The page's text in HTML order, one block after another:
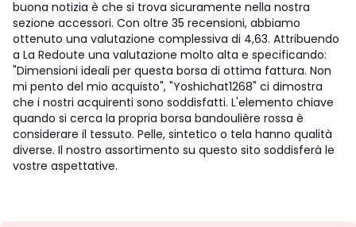
buona notizia è che si trova sicuramente nella nostra
sezione accessori. Con oltre 35 recensioni, abbiamo
ottenuto una valutazione complessiva di 4,63. Attribuendo
a La Redoute una valutazione molto alta e specificando:
"Dimensioni ideali per questa borsa di ottima fattura. Non
mi pento del mio acquisto", "Yoshichat1268" ci dimostra
che i nostri acquirenti sono soddisfatti. L'elemento chiave
quando si cerca la propria borsa bandoulière rossa è
considerare il tessuto. Pelle, sintetico o tela hanno qualità
diverse. Il nostro assortimento su questo sito soddisferà le
vostre aspettative.